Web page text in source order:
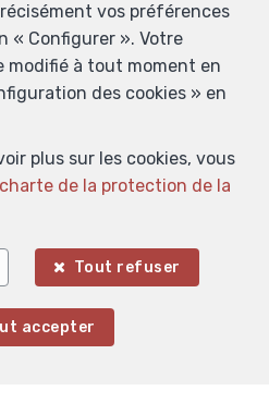
vos préférences
« Configurer ». Votre
à tout moment en
des cookies » en
plus sur les cookies, vous
charte de la protection de la
Tout refuser
accepter